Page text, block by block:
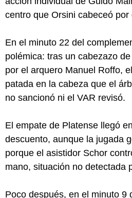
centro que Orsini cabeceó
En el minuto 22 del
polémica: tras un cabezazo
por el arquero Manuel Roffo,
patada en la cabeza que el
no sancionó ni el VAR revisó.
El empate de Platense llegó
descuento, aunque la jugada
porque el asistidor Schor
mano, situación no detectada
Poco después, en el minuto 9